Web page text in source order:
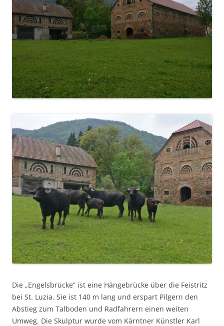
Die „Engelsbrücke“ ist eine Hängebrücke über die Feistritz
bei St. Luzia. Sie ist 140 m lang und erspart Pilgern den
Abstieg zum Talboden und Radfahrern einen weiten
Umweg. Die Skulptur wurde vom Kärntner Künstler Karl